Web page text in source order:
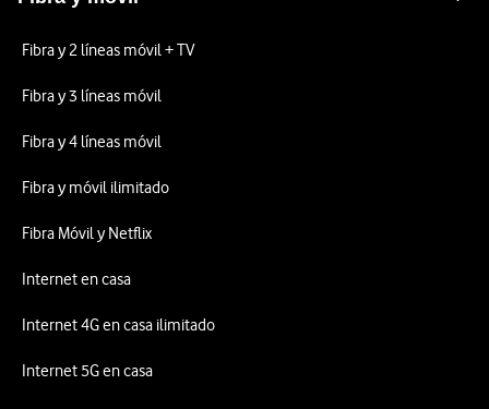
Fibra y 2 líneas móvil + TV
Fibra y 3 líneas móvil
Fibra y 4 líneas móvil
Fibra y móvil ilimitado
Fibra Móvil y Netflix
Internet en casa
Internet 4G en casa ilimitado
Internet 5G en casa